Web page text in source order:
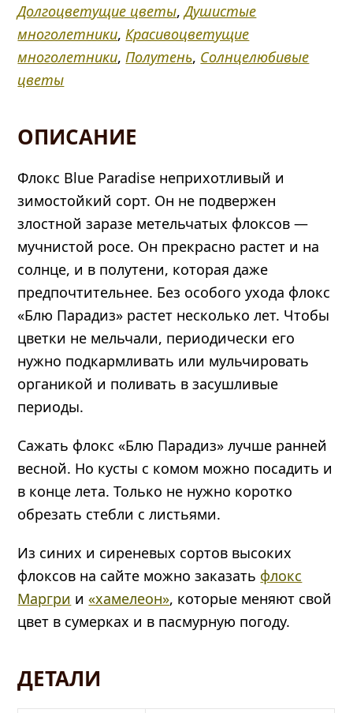
Долгоцветущие цветы,Душистые
многолетники, Красивоцветущие
многолетники, Полутень, Солнцелюбивые
цветы
ОПИСАНИЕ
Флокс Blue Paradise неприхотливый и
зимостойкий сорт. Он не подвержен
злостной заразе метельчатых флоксов —
мучнистой росе. Он прекрасно растет и на
солнце, и в полутени, которая даже
предпочтительнее. Без особого ухода флокс
«Блю Парадиз» растет несколько лет. Чтобы
цветки не мельчали, периодически его
нужно подкармливать или мульчировать
органикой и поливать в засушливые
периоды.
Сажать флокс «Блю Парадиз» лучше ранней
весной. Но кусты с комом можно посадить и
в конце лета. Только не нужно коротко
обрезать стебли с листьями.
Из синих и сиреневых сортов высоких
флоксов на сайте можно заказать флокс
Маргри и«хамелеон», которые меняют свой
цвет в сумерках и в пасмурную погоду.
ДЕТАЛИ